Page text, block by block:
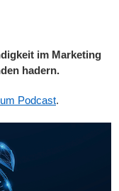
im Marketing
hadern.
Podcast.